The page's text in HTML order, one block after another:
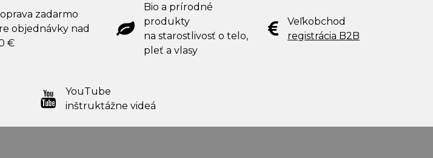
zadarmo
objednávky nad
€
Bio a prírodné
produkty
na starostlivosť o telo,
pleť a vlasy
Veľkobchod
registrácia B2B
YouTube
inštruktážne videá